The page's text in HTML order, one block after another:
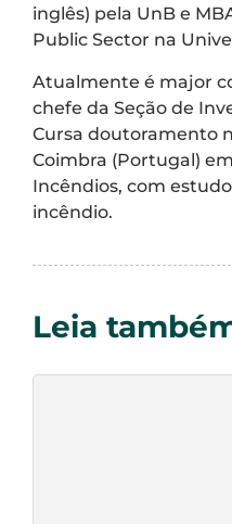
inglês) pela UnB e
Public Sector na
Atualmente é major
chefe da Seção de
Cursa doutoramento
Coimbra (Portugal)
Incêndios, com
incêndio.
Leia